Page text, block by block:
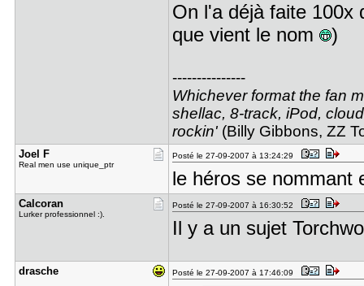
On l'a déjà faite 100x
que vient le nom
)
---------------
Whichever format the fan
shellac, 8-track, iPod,
rockin'(Billy Gibbons, ZZ
Joel F
Real men use unique_ptr
Posté le 27-09-2007 à 13:24:29
le héros se
Calcoran
Lurker professionnel :).
Posté le 27-09-2007 à 16:30:52
Il y a un sujet
drasche Posté le 27-09-2007 à 17:46:09